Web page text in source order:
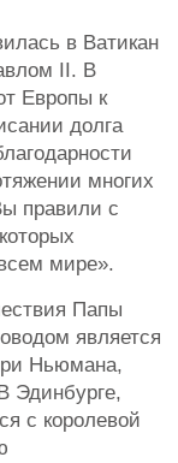
в Ватикан
II. В
Европы к
долга
многих
правили с
мире».
Папы
является
Ньюмана,
Эдинбурге,
с королевой